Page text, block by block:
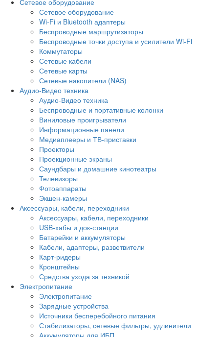
Сетевое оборудование
Wi-Fi и Bluetooth адаптеры
Беспроводные маршрутизаторы
Беспроводные точки доступа и усилители Wi-Fi
Коммутаторы
Сетевые кабели
Сетевые карты
Сетевые накопители (NAS)
Аудио-Видео техника
Аудио-Видео техника
Беспроводные и портативные колонки
Виниловые проигрыватели
Информационные панели
Медиаплееры и ТВ-приставки
Проекторы
Проекционные экраны
Саундбары и домашние кинотеатры
Телевизоры
Фотоаппараты
Экшен-камеры
Аксессуары, кабели, переходники
Аксессуары, кабели, переходники
USB-хабы и док-станции
Батарейки и аккумуляторы
Кабели, адаптеры, разветвители
Карт-ридеры
Кронштейны
Средства ухода за техникой
Электропитание
Электропитание
Зарядные устройства
Источники бесперебойного питания
Стабилизаторы, сетевые фильтры, удлинители
Аккумуляторы для ИБП